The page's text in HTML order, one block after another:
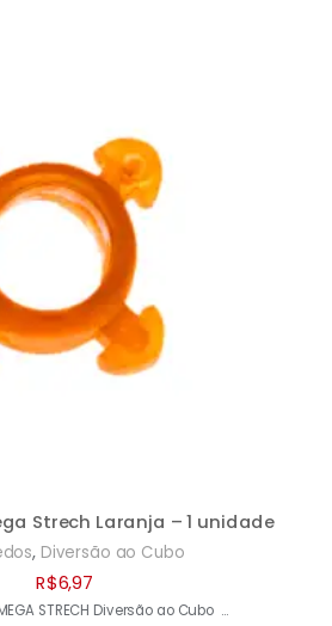
Strech Laranja – 1 unidade
, Diversão ao Cubo
R$6,97
STRECH Diversão ao Cubo …